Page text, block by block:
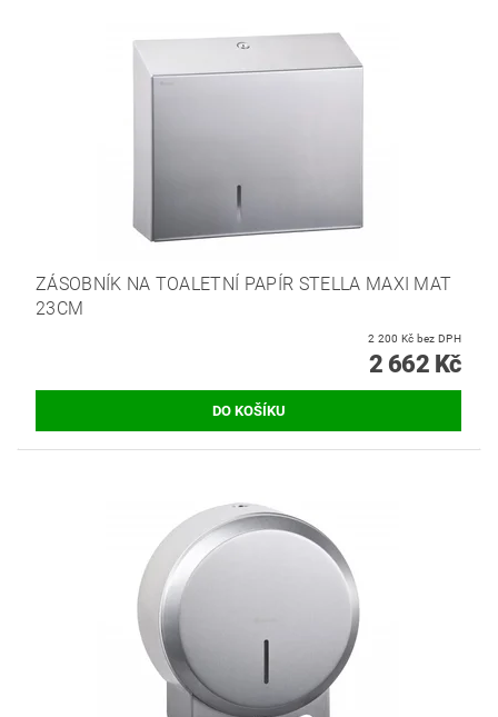
ZÁSOBNÍK NA TOALETNÍ PAPÍR STELLA MAXI MAT
23CM
2 200 Kč bez DPH
2 662 Kč